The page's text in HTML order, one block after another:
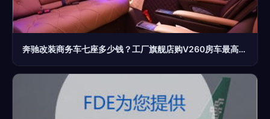
奔驰改装商务车七座多少钱？工厂旗舰店购V260房车最高直降10万元